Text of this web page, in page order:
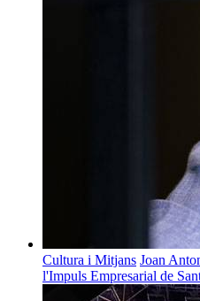
Cultura i Mitjans Joan
l'Impuls Empresarial de